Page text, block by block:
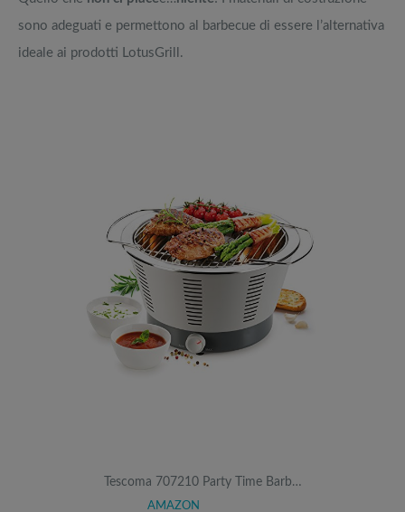
sono adeguati e permettono al barbecue di essere l’alternativa
ideale ai prodotti LotusGrill.
Tescoma 707210 Party Time Barb…
AMAZON